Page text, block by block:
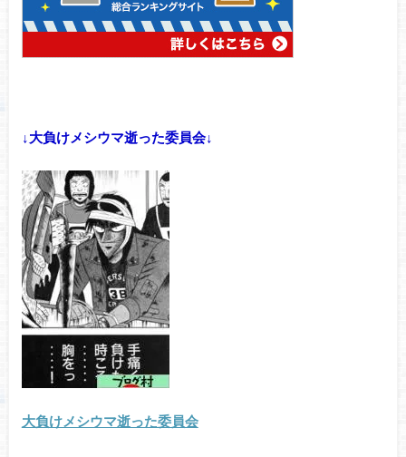
↓大負けメシウマ逝った委員会↓
大負けメシウマ逝った委員会